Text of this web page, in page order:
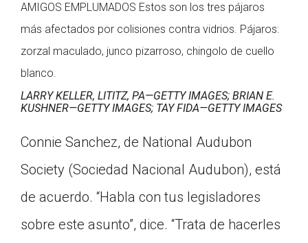
AMIGOS EMPLUMADOS Estos son los tres pájaros
más afectados por colisiones contra vidrios. Pájaros:
zorzal maculado, junco pizarroso, chingolo de cuello
blanco.
LARRY KELLER, LITITZ, PA—GETTY IMAGES; BRIAN E.
KUSHNER—GETTY IMAGES; TAY FIDA—GETTY IMAGES
Connie Sanchez, de National Audubon
Society (Sociedad Nacional Audubon), está
de acuerdo. “Habla con tus legisladores
sobre este asunto”, dice. “Trata de hacerles